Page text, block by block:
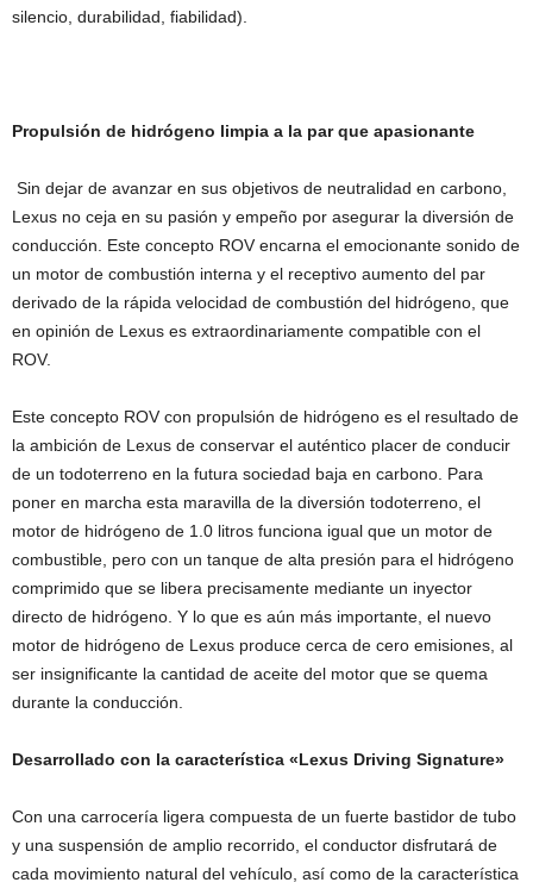
silencio, durabilidad, fiabilidad).
Propulsión de hidrógeno limpia a la par que apasionante
Sin dejar de avanzar en sus objetivos de neutralidad en carbono,
Lexus no ceja en su pasión y empeño por asegurar la diversión de
conducción. Este concepto ROV encarna el emocionante sonido de
un motor de combustión interna y el receptivo aumento del par
derivado de la rápida velocidad de combustión del hidrógeno, que
en opinión de Lexus es extraordinariamente compatible con el
ROV.
Este concepto ROV con propulsión de hidrógeno es el resultado de
la ambición de Lexus de conservar el auténtico placer de conducir
de un todoterreno en la futura sociedad baja en carbono. Para
poner en marcha esta maravilla de la diversión todoterreno, el
motor de hidrógeno de 1.0 litros funciona igual que un motor de
combustible, pero con un tanque de alta presión para el hidrógeno
comprimido que se libera precisamente mediante un inyector
directo de hidrógeno. Y lo que es aún más importante, el nuevo
motor de hidrógeno de Lexus produce cerca de cero emisiones, al
ser insignificante la cantidad de aceite del motor que se quema
durante la conducción.
Desarrollado con la característica «Lexus Driving Signature»
Con una carrocería ligera compuesta de un fuerte bastidor de tubo
y una suspensión de amplio recorrido, el conductor disfrutará de
cada movimiento natural del vehículo, así como de la característica